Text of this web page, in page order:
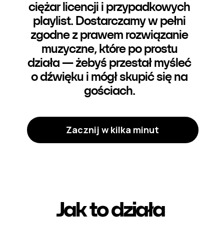
ciężar licencji i przypadkowych
playlist. Dostarczamy w pełni
zgodne z prawem rozwiązanie
muzyczne, które po prostu
działa — żebyś przestał myśleć
o dźwięku i mógł skupić się na
gościach.
Zacznij w kilka minut
Jak to działa